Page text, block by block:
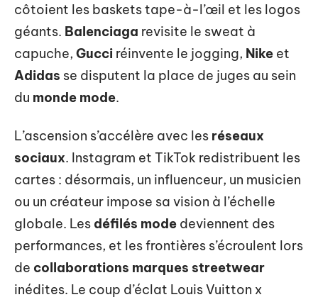
côtoient les baskets tape-à-l’œil et les logos
géants. Balenciaga revisite le sweat à
capuche, Gucci réinvente le jogging, Nike et
Adidas se disputent la place de juges au sein
du monde mode.
L’ascension s’accélère avec les réseaux
sociaux. Instagram et TikTok redistribuent les
cartes : désormais, un influenceur, un musicien
ou un créateur impose sa vision à l’échelle
globale. Les défilés mode deviennent des
performances, et les frontières s’écroulent lors
de collaborations marques streetwear
inédites. Le coup d’éclat Louis Vuitton x